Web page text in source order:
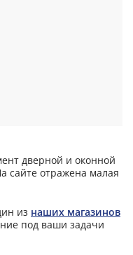
дверной и оконной
сайте отражена малая
из наших магазинов
под ваши задачи